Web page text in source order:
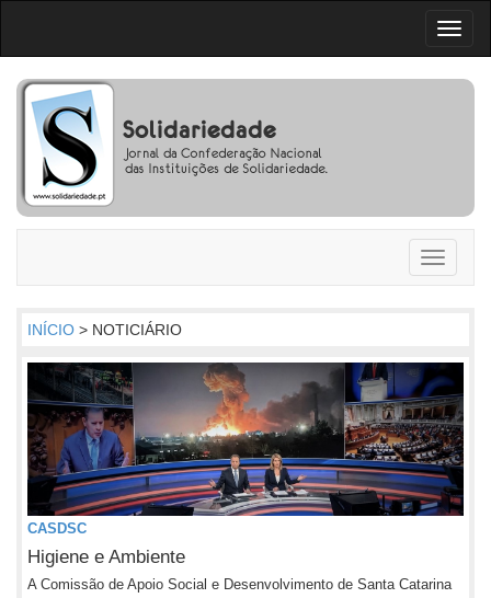
Toggle
INÍCIO > NOTICIÁRIO
CASDSC
Higiene e Ambiente
A Comissão de Apoio Social e Desenvolvimento de Santa Catarina